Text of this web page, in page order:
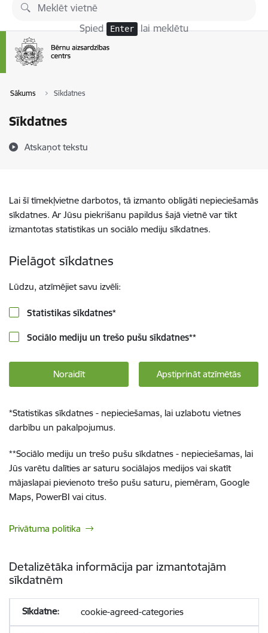
Pāriet uz lapas saturu
Spied Enter lai meklētu
Sākums Sīkdatnes
Sīkdatnes
Atskaņot tekstu
Lai šī tīmekļvietne darbotos, tā izmanto obligāti nepieciešamās
sīkdatnes. Ar Jūsu piekrišanu papildus šajā vietnē var tikt
izmantotas statistikas un sociālo mediju sīkdatnes.
Pielāgot sīkdatnes
Lūdzu, atzīmējiet savu izvēli:
Statistikas sīkdatnes*
Sociālo mediju un trešo pušu sīkdatnes**
Noraidīt Apstiprināt atzīmētās
*Statistikas sīkdatnes - nepieciešamas, lai uzlabotu vietnes
darbību un pakalpojumus.
**Sociālo mediju un trešo pušu sīkdatnes - nepieciešamas, lai
Jūs varētu dalīties ar saturu sociālajos medijos vai skatīt
mājaslapai pievienoto trešo pušu saturu, piemēram, Google
Maps, PowerBI vai citus.
Privātuma politika
Detalizētāka informācija par izmantotajām
sīkdatnēm
cookie-agreed-categories